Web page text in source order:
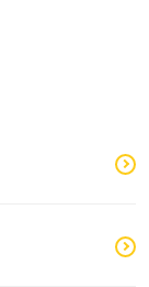
く合ってい
ら応じるよ
ることは、